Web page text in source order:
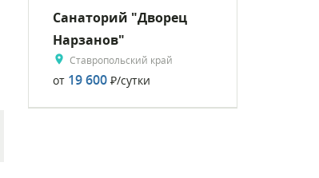
Санаторий "Дворец
Нарзанов"
Ставропольский край
от 19 600 Р/сутки